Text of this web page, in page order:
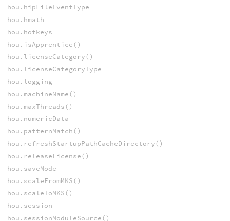
hou.hipFileEventType
hou.hmath
hou.hotkeys
hou.isApprentice()
hou.licenseCategory()
hou.licenseCategoryType
hou.logging
hou.machineName()
hou.maxThreads()
hou.numericData
hou.patternMatch()
hou.refreshStartupPathCacheDirectory()
hou.releaseLicense()
hou.saveMode
hou.scaleFromMKS()
hou.scaleToMKS()
hou.session
hou.sessionModuleSource()